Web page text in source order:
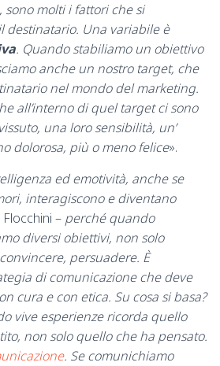
molti i fattori che si
destinatario. Una variabile è
. Quando stabiliamo un obiettivo
anche un nostro target, che
nel mondo del marketing.
all’interno di quel target ci sono
una loro sensibilità, un’
dolorosa, più o meno felice».
ed emotività, anche se
interagiscono e diventano
– perché quando
diversi obiettivi, non solo
persuadere. È
di comunicazione che deve
cura e con etica. Su cosa si basa?
vive esperienze ricorda quello
non solo quello che ha pensato.
. Se comunichiamo